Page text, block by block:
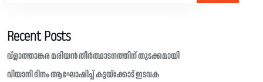
Recent Posts
വ്ളാത്താങ്കര മരിയൻ തീർത്ഥാടനത്തിന് തുടക്കമായി
വിയാനി ദിനം ആഘോഷിച്ച് കട്ടയ്ക്കോട് ഇടവക